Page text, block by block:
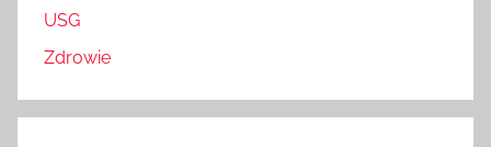
USG
Zdrowie